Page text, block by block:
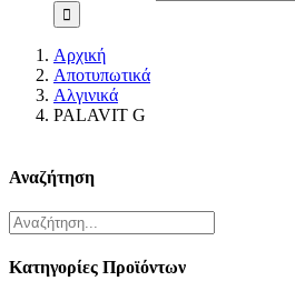
Αρχική
Αποτυπωτικά
Αλγινικά
PALAVIT G
Αναζήτηση
Κατηγορίες Προϊόντων